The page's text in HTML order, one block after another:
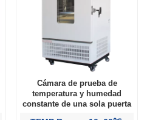
Cámara de prueba de
temperatura y humedad
constante de una sola puerta